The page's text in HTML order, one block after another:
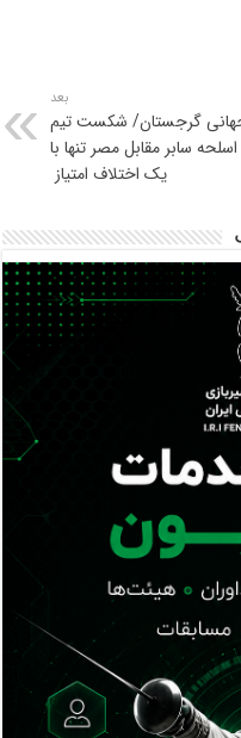
بعد
گرجستان/ شکست تیم
سابر مقابل مصر تنها با
یک اختلاف امتیاز